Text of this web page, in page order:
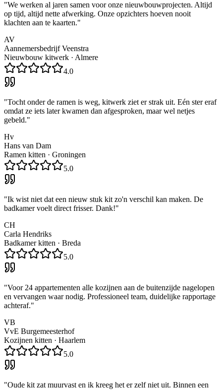
"We werken al jaren samen voor onze nieuwbouwprojecten. Altijd
op tijd, altijd nette afwerking. Onze opzichters hoeven nooit
klachten aan te kaarten."
AV
Aannemersbedrijf Veenstra
Nieuwbouw kitwerk · Almere
4.0
"Tocht onder de ramen is weg, kitwerk ziet er strak uit. Eén ster eraf
omdat ze iets later kwamen dan afgesproken, maar wel netjes
gebeld."
Hv
Hans van Dam
Ramen kitten · Groningen
5.0
"Ik wist niet dat een nieuw stuk kit zo'n verschil kan maken. De
badkamer voelt direct frisser. Dank!"
CH
Carla Hendriks
Badkamer kitten · Breda
5.0
"Voor 24 appartementen alle kozijnen aan de buitenzijde nagelopen
en vervangen waar nodig. Professioneel team, duidelijke rapportage
achteraf."
VB
VvE Burgemeesterhof
Kozijnen kitten · Haarlem
5.0
"Oude kit zat muurvast en ik kreeg het er zelf niet uit. Binnen een